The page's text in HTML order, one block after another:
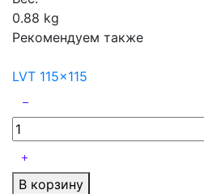
0.88 kg
Рекомендуем также
LVT 115x115
В корзину